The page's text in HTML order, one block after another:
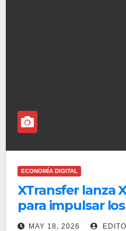
ECONOMÍA DIGITAL
XTransfer lanza
para impulsar
internacionales
MAY 18, 2026